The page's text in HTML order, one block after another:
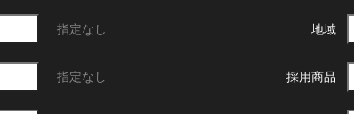
指定なし 地域
指定なし 採用商品